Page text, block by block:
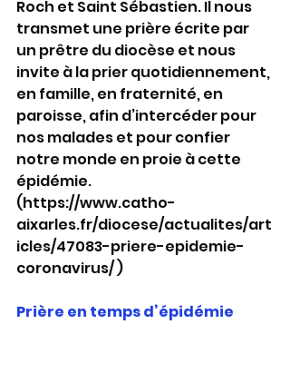
Roch et Saint Sébastien. Il nous
transmet une prière écrite par
un prêtre du diocèse et nous
invite à la prier quotidiennement,
en famille, en fraternité, en
paroisse, afin d’intercéder pour
nos malades et pour confier
notre monde en proie à cette
épidémie.
(https://www.catho-
aixarles.fr/diocese/actualites/art
icles/47083-priere-epidemie-
coronavirus/ )
Prière en temps d’épidémie